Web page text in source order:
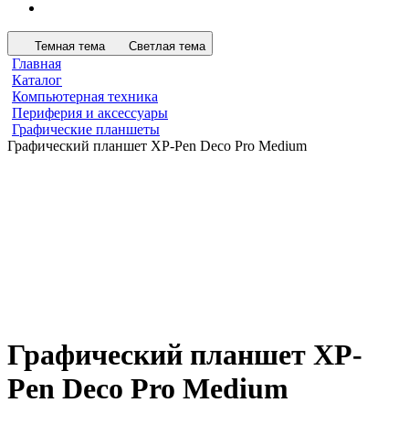
Темная тема Светлая тема
Главная
Каталог
Компьютерная техника
Периферия и аксессуары
Графические планшеты
Графический планшет XP-Pen Deco Pro Medium
Графический планшет XP-
Pen Deco Pro Medium